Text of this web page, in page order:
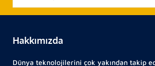
Hakkımızda
Dünya teknolojilerini çok yakından takip